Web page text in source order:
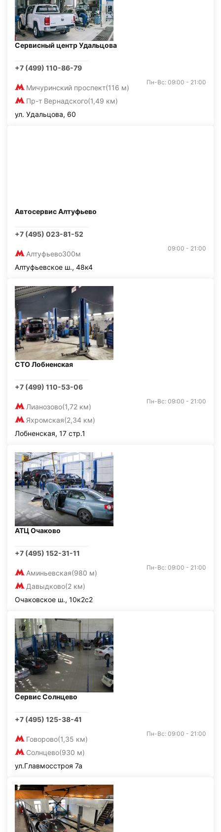
Сервисный центр Удальцова
+7 (499) 110-86-79
Мичуринский проспект(116 м)
Пр-т Вернадского(1,49 км)
Пн-Вс: 09:00 - 21:00
ул. Удальцова, 60
Автосервис Алтуфьево
+7 (495) 023-81-52
Алтуфьево300м
09:00 - 21:00
Алтуфьевское ш., 48к4
СТО Лобненская
+7 (499) 110-53-06
Лианозово(1,72 км)
Яхромская(2,34 км)
Пн-Вс: 09:00 - 21:00
Лобненская, 17 стр.1
АТЦ Очаково
+7 (495) 152-31-11
Аминьевская(980 м)
Давыдково(2 км)
Пн-Вс: 09:00 - 21:00
Очаковское ш., 10к2с2
Сервис Солнцево
+7 (495) 125-38-41
Говорово(1,35 км)
Солнцево(930 м)
Пн-Вс: 09:00 - 21:00
ул.Главмосстроя 7а